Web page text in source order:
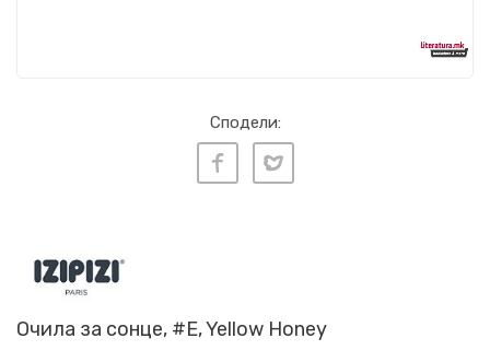
Сподели:
Очила за сонце, #E, Yellow Honey